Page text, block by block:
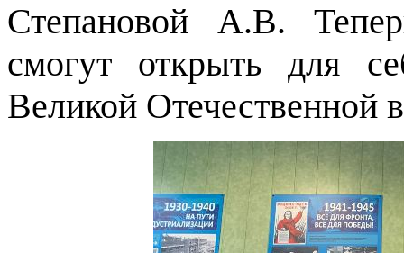
Степановой А.В.
смогут открыть для
Великой Отечественной